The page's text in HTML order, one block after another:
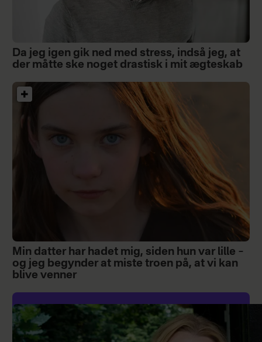
Da jeg igen gik ned med stress, indså jeg, at
der måtte ske noget drastisk i mit ægteskab
Min datter har hadet mig, siden hun var lille –
og jeg begynder at miste troen på, at vi kan
blive venner